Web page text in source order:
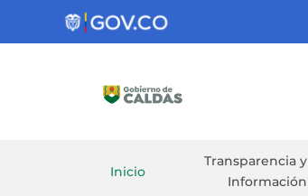
Gobernación
Inicio
Transparencia